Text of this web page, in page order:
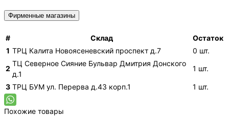
Фирменные магазины
# Склад
Остаток
1 ТРЦ Калита Новоясеневский проспект д.7 0 шт.
2
ТЦ Северное Сияние Бульвар Дмитрия Донского
д.1
1 шт.
3 ТРЦ БУМ ул. Перерва д.43 корп.1 1 шт.
Похожие товары